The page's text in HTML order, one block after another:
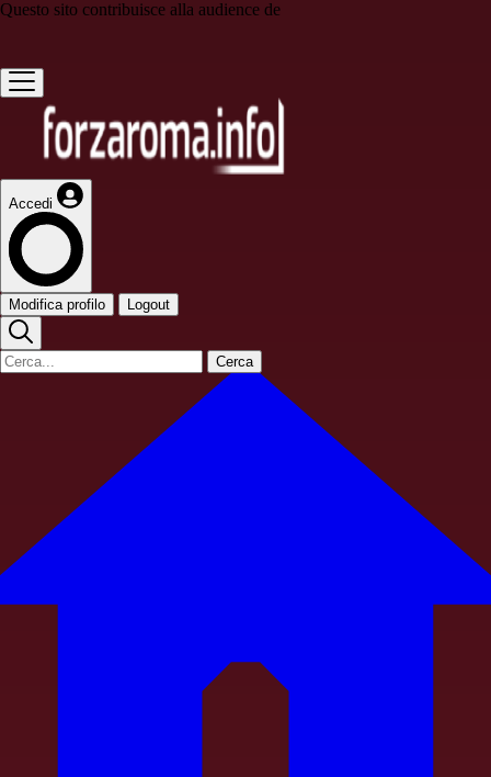
Questo sito contribuisce alla audience de
Accedi
Modifica profilo Logout
Cerca